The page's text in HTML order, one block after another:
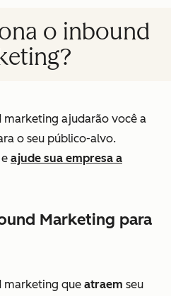
o inbound
marketing ajudarão você a
o seu público-alvo.
ajude sua empresa a
Marketing para
marketing que atraem seu